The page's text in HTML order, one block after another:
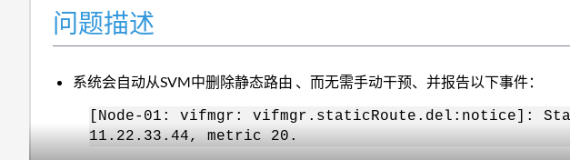
问题描述
系统会自动从SVM中删除静态路由 、而无需手动干预、并报告以下事件：
[Node-01: vifmgr: vifmgr.staticRoute.del:notice]:
11.22.33.44, metric 20.